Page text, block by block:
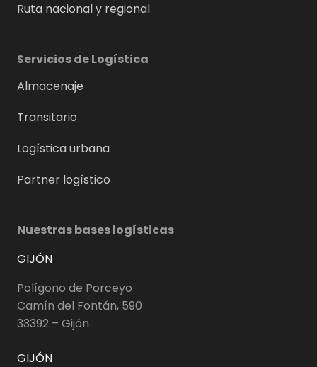
Ruta nacional y regional
Servicios de Logística
Almacenaje
Transitario
Logística urbana
Partner logístico
Nuestras bases logísticas
GIJÓN
Polígono de Porceyo
Camín del Fontán, 590
33392 – Gijón
GIJÓN